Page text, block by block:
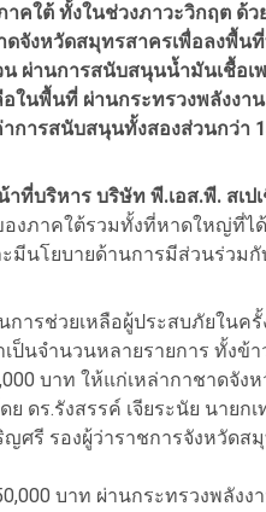
คใต้ ทั้งในช่วงภาวะวิกฤต ด้
ดจังหวัดสมุทรสาครเพื่อลงพื้
ผ่านการสนับสนุนน้ำมันเชื้อ
นพื้นที่ ผ่านกระทรวงพลังงา
ารสนับสนุนทั้งสองส่วนกว่า
ที่บริหาร บริษัท พี.เอส.พี. สเ
งภาคใต้รวมทั้งที่หาดใหญ่ที่ไ
มีนโยบายด้านการมีส่วนร่วม
ารช่วยเหลือผู้ประสบภัยในค
ป็นจำนวนหลายรายการ ทั้งข้
บาท ให้แก่เหล่ากาชาดจั
ดร.รังสรรค์ เจียระนัย นายก
ศรี รองผู้ว่าราชการจังหวัดส
บาท ผ่านกระทรวงพลัง